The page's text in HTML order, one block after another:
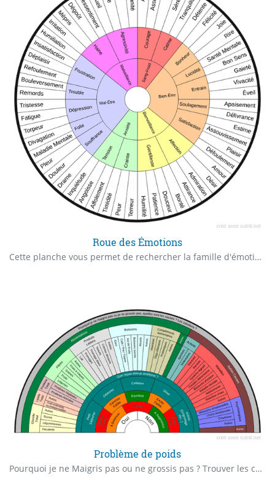
Roue des Émotions
Cette planche vous permet de rechercher la famille d'émotions en lien avec votre recherche.
Problème de poids
Pourquoi je ne Maigris pas ou ne grossis pas ? Trouver les causes de son surpoids ou de sa maigreur, les carences, les excès.